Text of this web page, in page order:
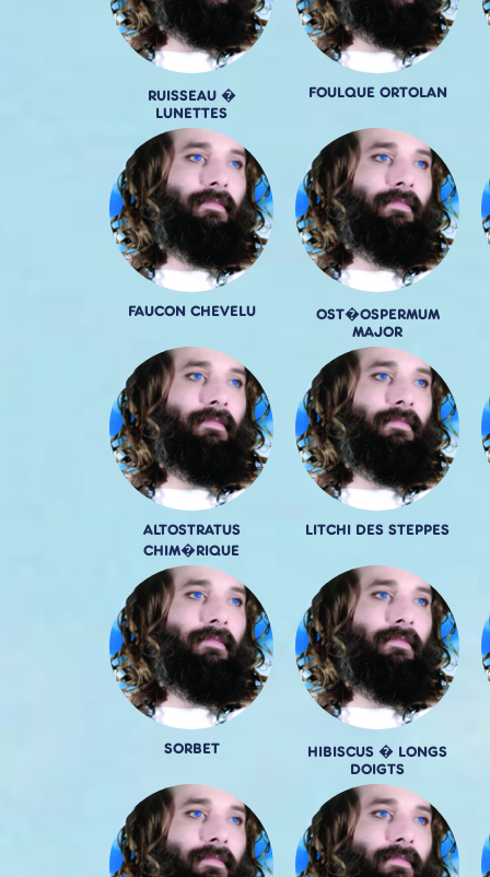
RUISSEAU �
LUNETTES
FOULQUE ORTOLAN
FAUCON CHEVELU
OST�OSPERMUM
MAJOR
ALTOSTRATUS
CHIM�RIQUE
LITCHI DES STEPPES
SORBET
HIBISCUS � LONGS
DOIGTS